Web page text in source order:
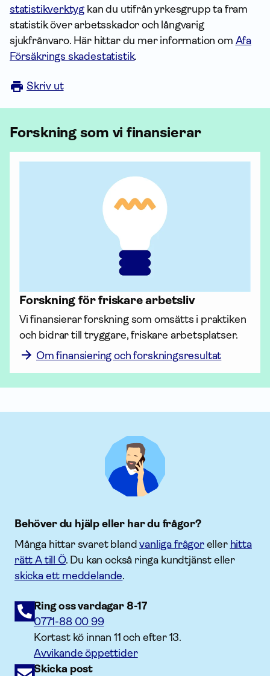
statistikverktyg kan du utifrån yrkesgrupp ta fram
statistik över arbets­skador och långvarig
sjukfrånvaro. Här hittar du mer infor­mation om Afa
Försäkrings skadestatistik.
Skriv ut
Forskning som vi finansierar
Forskning för friskare arbetsliv
Vi finansierar forskning som omsätts i praktiken
och bidrar till tryggare, friskare arbetsplatser.
Om finansiering och forskningsresultat
Behöver du hjälp eller har du frågor?
Många hittar svaret blandvanliga frågoreller hitta
rätt A till Ö. Du kan också ringa kundtjänst eller
skicka ett meddelande.
Ring oss vardagar 8-17
0771-88 00 99
Kortast kö innan 11 och efter 13.
Avvikande öppettider
Skicka post